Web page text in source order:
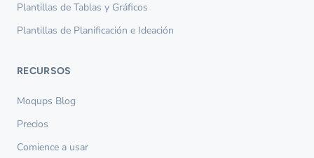
Plantillas de Tablas y Gráficos
Plantillas de Planificación e Ideación
RECURSOS
Moqups Blog
Precios
Comience a usar